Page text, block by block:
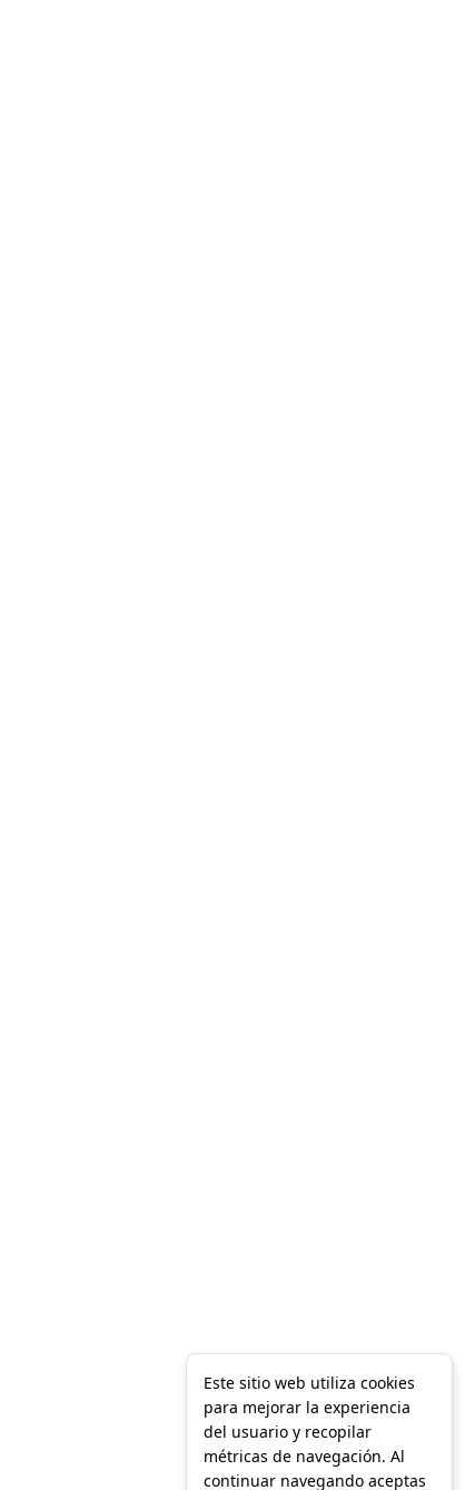
Este sitio web utiliza cookies
para mejorar la experiencia
del usuario y recopilar
métricas de navegación. Al
continuar navegando aceptas